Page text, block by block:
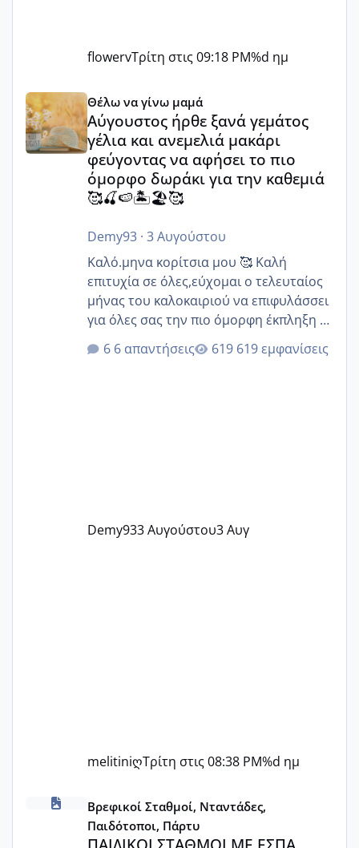
flowervΤρίτη στις 09:18 PM%d ημ
Αύγουστος ήρθε ξανά γεμάτος γέλια και ανεμελιά
Θέλω να γίνω μαμά
Αύγουστος ήρθε ξανά γεμάτος
γέλια και ανεμελιά μακάρι
φεύγοντας να αφήσει το πιο
όμορφο δωράκι για την καθεμιά
🥰🍒🍉🏝️🏖️🥰
Demy93· 3 Αυγούστου
Καλό.μηνα κορίτσια μου 🥰 Καλή
επιτυχία σε όλες,εύχομαι ο τελευταίος
μήνας του καλοκαιριού να επιφυλάσσει
για όλες σας την πιο όμορφη έκπληξη 🧿
@Elk @Melikara86 @Παρασκευαιδου
@Zenia z @melitiniღ @Christi.D.
6 απαντήσεις 619 εμφανίσεις
Demy933 Αυγούστου3 Αυγ
melitiniღΤρίτη στις 08:38 PM%d ημ
ΠΑΙΔΙΚΟΙ ΣΤΑΘΜΟΙ ΜΕ ΕΣΠΑ
Βρεφικοί Σταθμοί, Νταντάδες,
Παιδότοποι, Πάρτυ